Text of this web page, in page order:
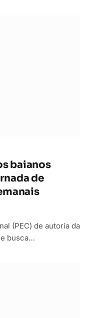
baianos
de
(PEC) de autoria da
busca…